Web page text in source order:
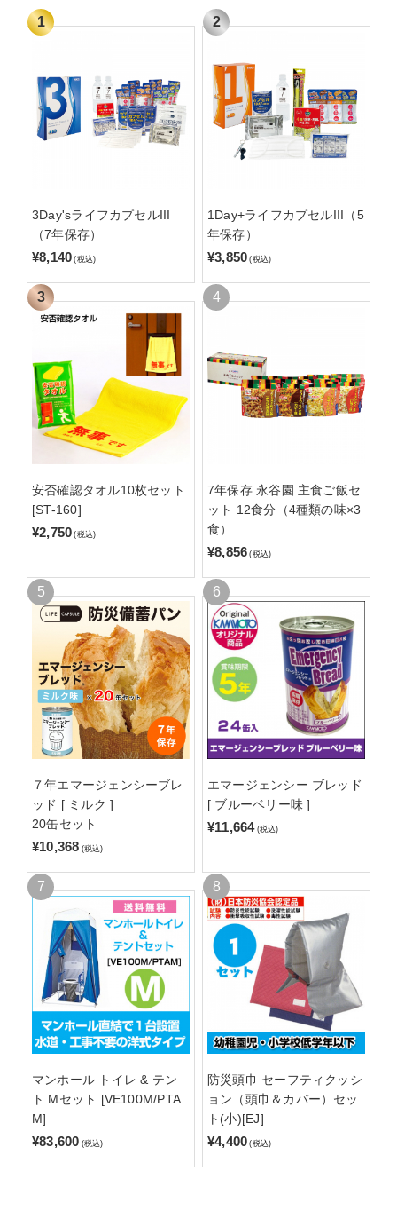
3Day'sライフカプセルIII
（7年保存）
¥8,140 (税込)
1Day+ライフカプセルIII（5
年保存）
¥3,850 (税込)
安否確認タオル10枚セット
[ST-160]
¥2,750 (税込)
7年保存 永谷園 主食ご飯セ
ット 12食分（4種類の味×3
食）
¥8,856 (税込)
７年エマージェンシーブレ
ッド [ ミルク ]
20缶セット
¥10,368 (税込)
エマージェンシー ブレッド
[ ブルーベリー味 ]
¥11,664 (税込)
マンホール トイレ & テン
ト Mセット [VE100M/PTA
M]
¥83,600 (税込)
防災頭巾 セーフティクッシ
ョン（頭巾＆カバー）セッ
ト(小)[EJ]
¥4,400 (税込)